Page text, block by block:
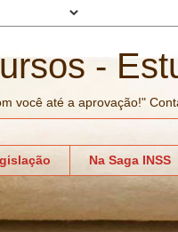
-
você até a aprovação!"
Na Saga INSS